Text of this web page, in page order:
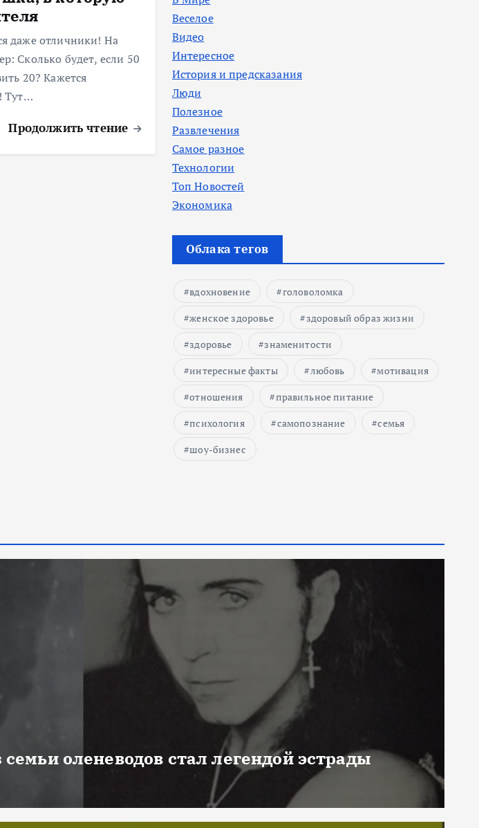
даже отличники! На
Сколько будет, если 50
20? Кажется
Тут…
Продолжить чтение
Веселое
Видео
Интересное
История и предсказания
Люди
Полезное
Развлечения
Самое разное
Технологии
Топ Новостей
Экономика
Облака тегов
вдохновение
головоломка
женское здоровье
здоровый образ жизни
здоровье
знаменитости
интересные факты
любовь
мотивация
отношения
правильное питание
психология
самопознание
семья
шоу-бизнес
оленеводов стал легендой эстрады